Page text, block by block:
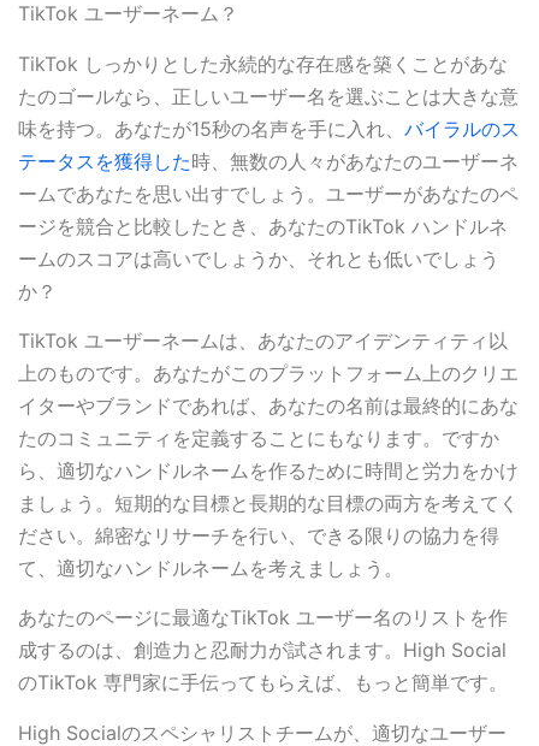
TikTok ユーザーネーム？
TikTok しっかりとした永続的な存在感を築くことがあな
たのゴールなら、正しいユーザー名を選ぶことは大きな意
味を持つ。あなたが15秒の名声を手に入れ、 バイラルのス
テータスを獲得した時、無数の人々があなたのユーザーネ
ームであなたを思い出すでしょう。ユーザーがあなたのペ
ージを競合と比較したとき、あなたのTikTok ハンドルネ
ームのスコアは高いでしょうか、それとも低いでしょう
か？
TikTok ユーザーネームは、あなたのアイデンティティ以
上のものです。あなたがこのプラットフォーム上のクリエ
イターやブランドであれば、あなたの名前は最終的にあな
たのコミュニティを定義することにもなります。ですか
ら、適切なハンドルネームを作るために時間と労力をかけ
ましょう。短期的な目標と長期的な目標の両方を考えてく
ださい。綿密なリサーチを行い、できる限りの協力を得
て、適切なハンドルネームを考えましょう。
あなたのページに最適なTikTok ユーザー名のリストを作
成するのは、創造力と忍耐力が試されます。High Social
のTikTok 専門家に手伝ってもらえば、もっと簡単です。
High Socialのスペシャリストチームが、適切なユーザー